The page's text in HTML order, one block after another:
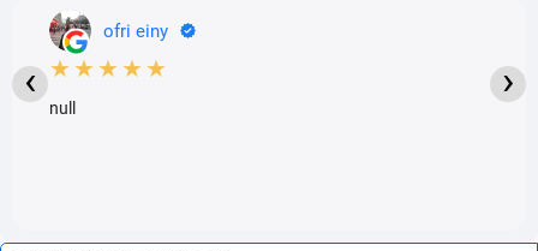
ofri einy
★★★★★
null
‹ ›